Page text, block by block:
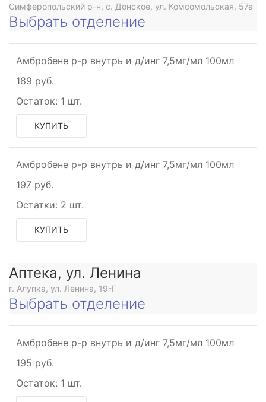
Симферопольский р-н, с. Донское, ул. Комсомольская, 57а
Выбрать отделение
Амбробене р-р внутрь и д/инг 7,5мг/мл 100мл
189 руб.
Остаток: 1 шт.
КУПИТЬ
Амбробене р-р внутрь и д/инг 7,5мг/мл 100мл
197 руб.
Остатки: 2 шт.
КУПИТЬ
Аптека, ул. Ленина
г. Алупка, ул. Ленина, 19-Г
Выбрать отделение
Амбробене р-р внутрь и д/инг 7,5мг/мл 100мл
195 руб.
Остаток: 1 шт.